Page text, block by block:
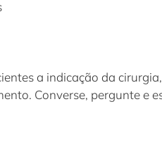
a indicação da
Converse, pergunte e